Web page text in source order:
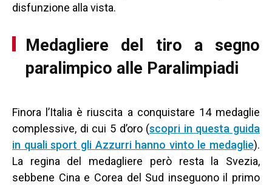
disfunzione alla vista.
Medagliere del tiro a segno
paralimpico alle Paralimpiadi
Finora l’Italia è riuscita a conquistare 14 medaglie
complessive, di cui 5 d’oro (scopri in questa guida
in quali sport gli Azzurri hanno vinto le medaglie).
La regina del medagliere però resta la Svezia,
sebbene Cina e Corea del Sud inseguono il primo